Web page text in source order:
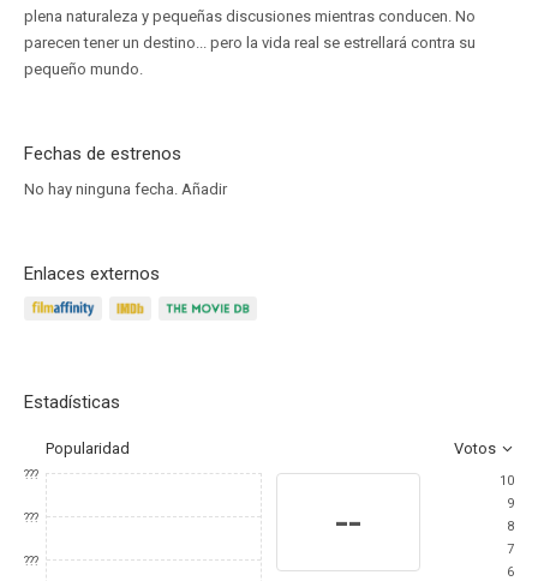
plena naturaleza y pequeñas discusiones mientras conducen. No
parecen tener un destino... pero la vida real se estrellará contra su
pequeño mundo.
Fechas de estrenos
No hay ninguna fecha. Añadir
Enlaces externos
Estadísticas
Popularidad Votos
???
???
???
--
10
9
8
7
6